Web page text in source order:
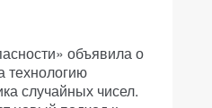
объявила о
технологию
случайных чисел.